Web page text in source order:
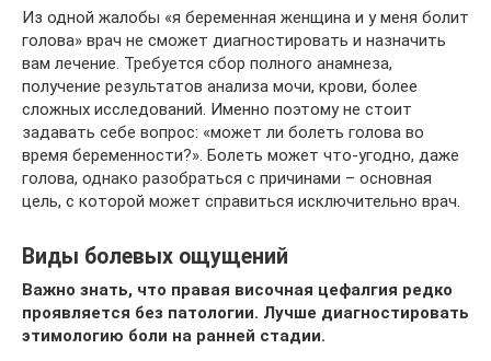
Из одной жалобы «я беременная женщина и у меня болит
голова» врач не сможет диагностировать и назначить
вам лечение. Требуется сбор полного анамнеза,
получение результатов анализа мочи, крови, более
сложных исследований. Именно поэтому не стоит
задавать себе вопрос: «может ли болеть голова во
время беременности?». Болеть может что-угодно, даже
голова, однако разобраться с причинами – основная
цель, с которой может справиться исключительно врач.
Виды болевых ощущений
Важно знать, что правая височная цефалгия редко
проявляется без патологии. Лучше диагностировать
этимологию боли на ранней стадии.